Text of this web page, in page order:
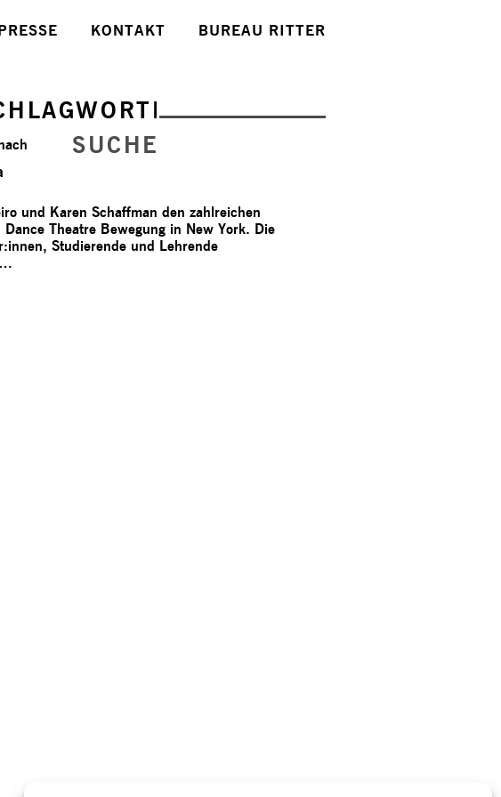
BUREAU RITTER
KONTAKT
SUCHE
und Karen Schaffman den zahlreichen
Theatre Bewegung in New York. Die
Studierende und Lehrende
…